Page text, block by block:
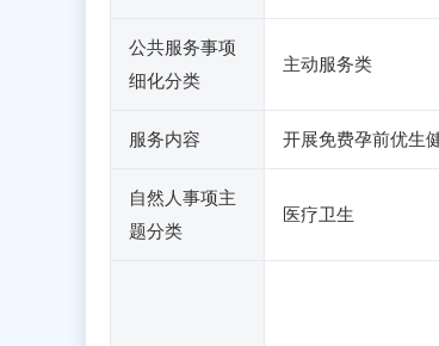
公共服务事项
细化分类
主动服务类
服务内容 开展免费孕前优生
自然人事项主
题分类
医疗卫生